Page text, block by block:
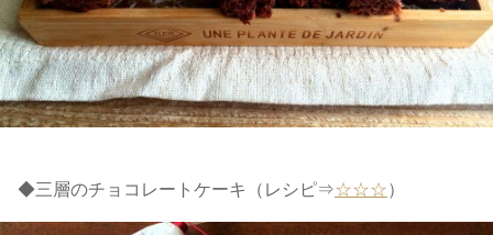
◆三層のチョコレートケーキ（レシピ⇒☆☆☆）